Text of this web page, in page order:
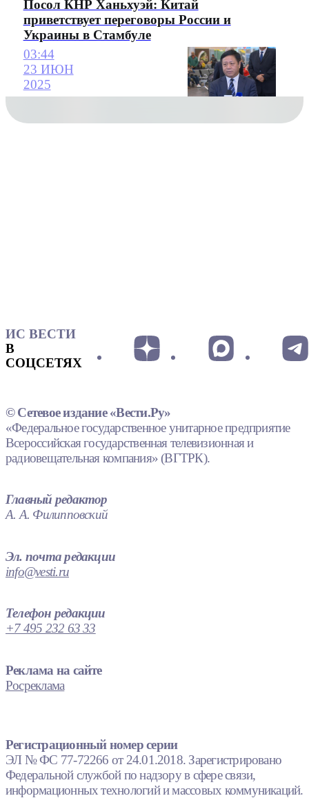
Посол КНР Ханьхуэй: Китай
приветствует переговоры России и
Украины в Стамбуле
03:44
23 ИЮН
2025
ИС ВЕСТИ
В
СОЦСЕТЯХ
© Сетевое издание «Вести.Ру»
«Федеральное государственное унитарное предприятие
Всероссийская государственная телевизионная и
радиовещательная компания» (ВГТРК).
Главный редактор
А. А. Филипповский
Эл. почта редакции
info@vesti.ru
Телефон редакции
+7 495 232 63 33
Реклама на сайте
Росреклама
Регистрационный номер серии
ЭЛ № ФС 77-72266 от 24.01.2018. Зарегистрировано
Федеральной службой по надзору в сфере связи,
информационных технологий и массовых коммуникаций.